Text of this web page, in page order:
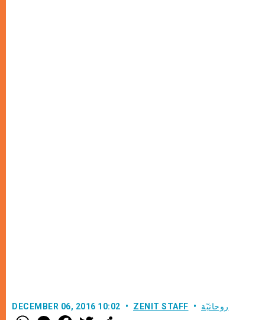
DECEMBER 06, 2016 10:02 ZENIT STAFF روحانيّة
W M F